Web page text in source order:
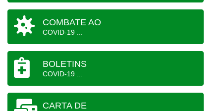
COMBATE AO
COVID-19 ...
BOLETINS
COVID-19 ...
CARTA DE